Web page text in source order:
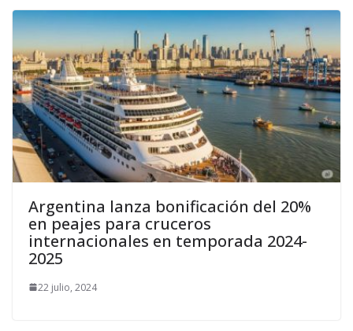
Argentina lanza bonificación del 20%
en peajes para cruceros
internacionales en temporada 2024-
2025
22 julio, 2024